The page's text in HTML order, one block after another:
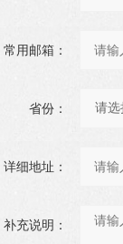
常用邮箱：
省份：
详细地址：
补充说明：